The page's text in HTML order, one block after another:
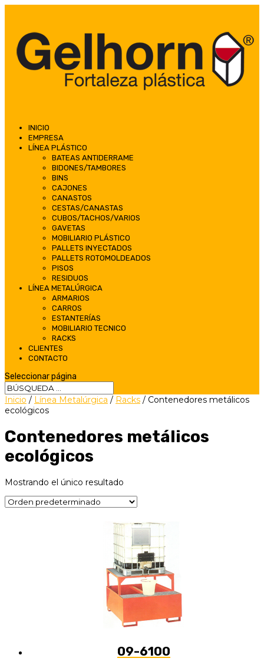
INICIO
EMPRESA
LÍNEA PLÁSTICO
BATEAS ANTIDERRAME
BIDONES/TAMBORES
BINS
CAJONES
CANASTOS
CESTAS/CANASTAS
CUBOS/TACHOS/VARIOS
GAVETAS
MOBILIARIO PLÁSTICO
PALLETS INYECTADOS
PALLETS ROTOMOLDEADOS
PISOS
RESIDUOS
LÍNEA METALÚRGICA
ARMARIOS
CARROS
ESTANTERÍAS
MOBILIARIO TECNICO
RACKS
CLIENTES
CONTACTO
Seleccionar página
Inicio / Línea Metalúrgica / Racks / Contenedores metálicos
ecológicos
Contenedores metálicos
ecológicos
Mostrando el único resultado
09-6100